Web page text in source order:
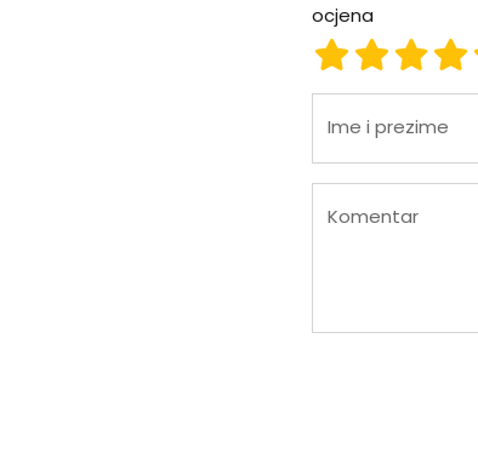
ocjena
ocjena
ocjena 1
Ime i prezime
Komentar